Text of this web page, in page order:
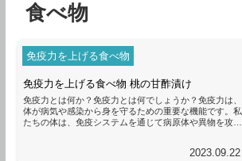
食べ物
免疫力を上げる食べ物
免疫力を上げる食べ物 桃の甘酢漬け
免疫力とは何か？免疫力とは何でしょうか？免疫力は、
体が病気や感染から身を守るための重要な機能です。私
たちの体は、免疫システムを通じて病原体や異物を攻撃
す。免疫力を高めるためには、バランスの取れた食事が
2023.09.22